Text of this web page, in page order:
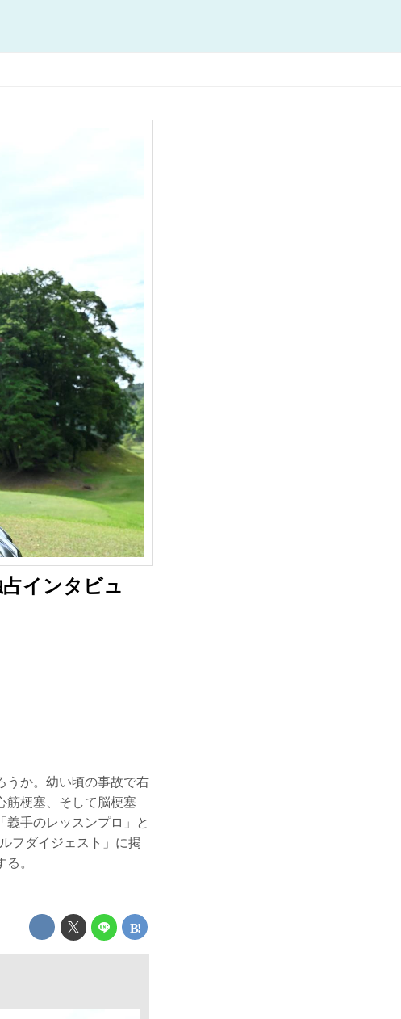
インタビュ
うか。幼い頃の事故で右
筋梗塞、そして脳梗塞
義手のレッスンプロ」と
フダイジェスト」に掲
。